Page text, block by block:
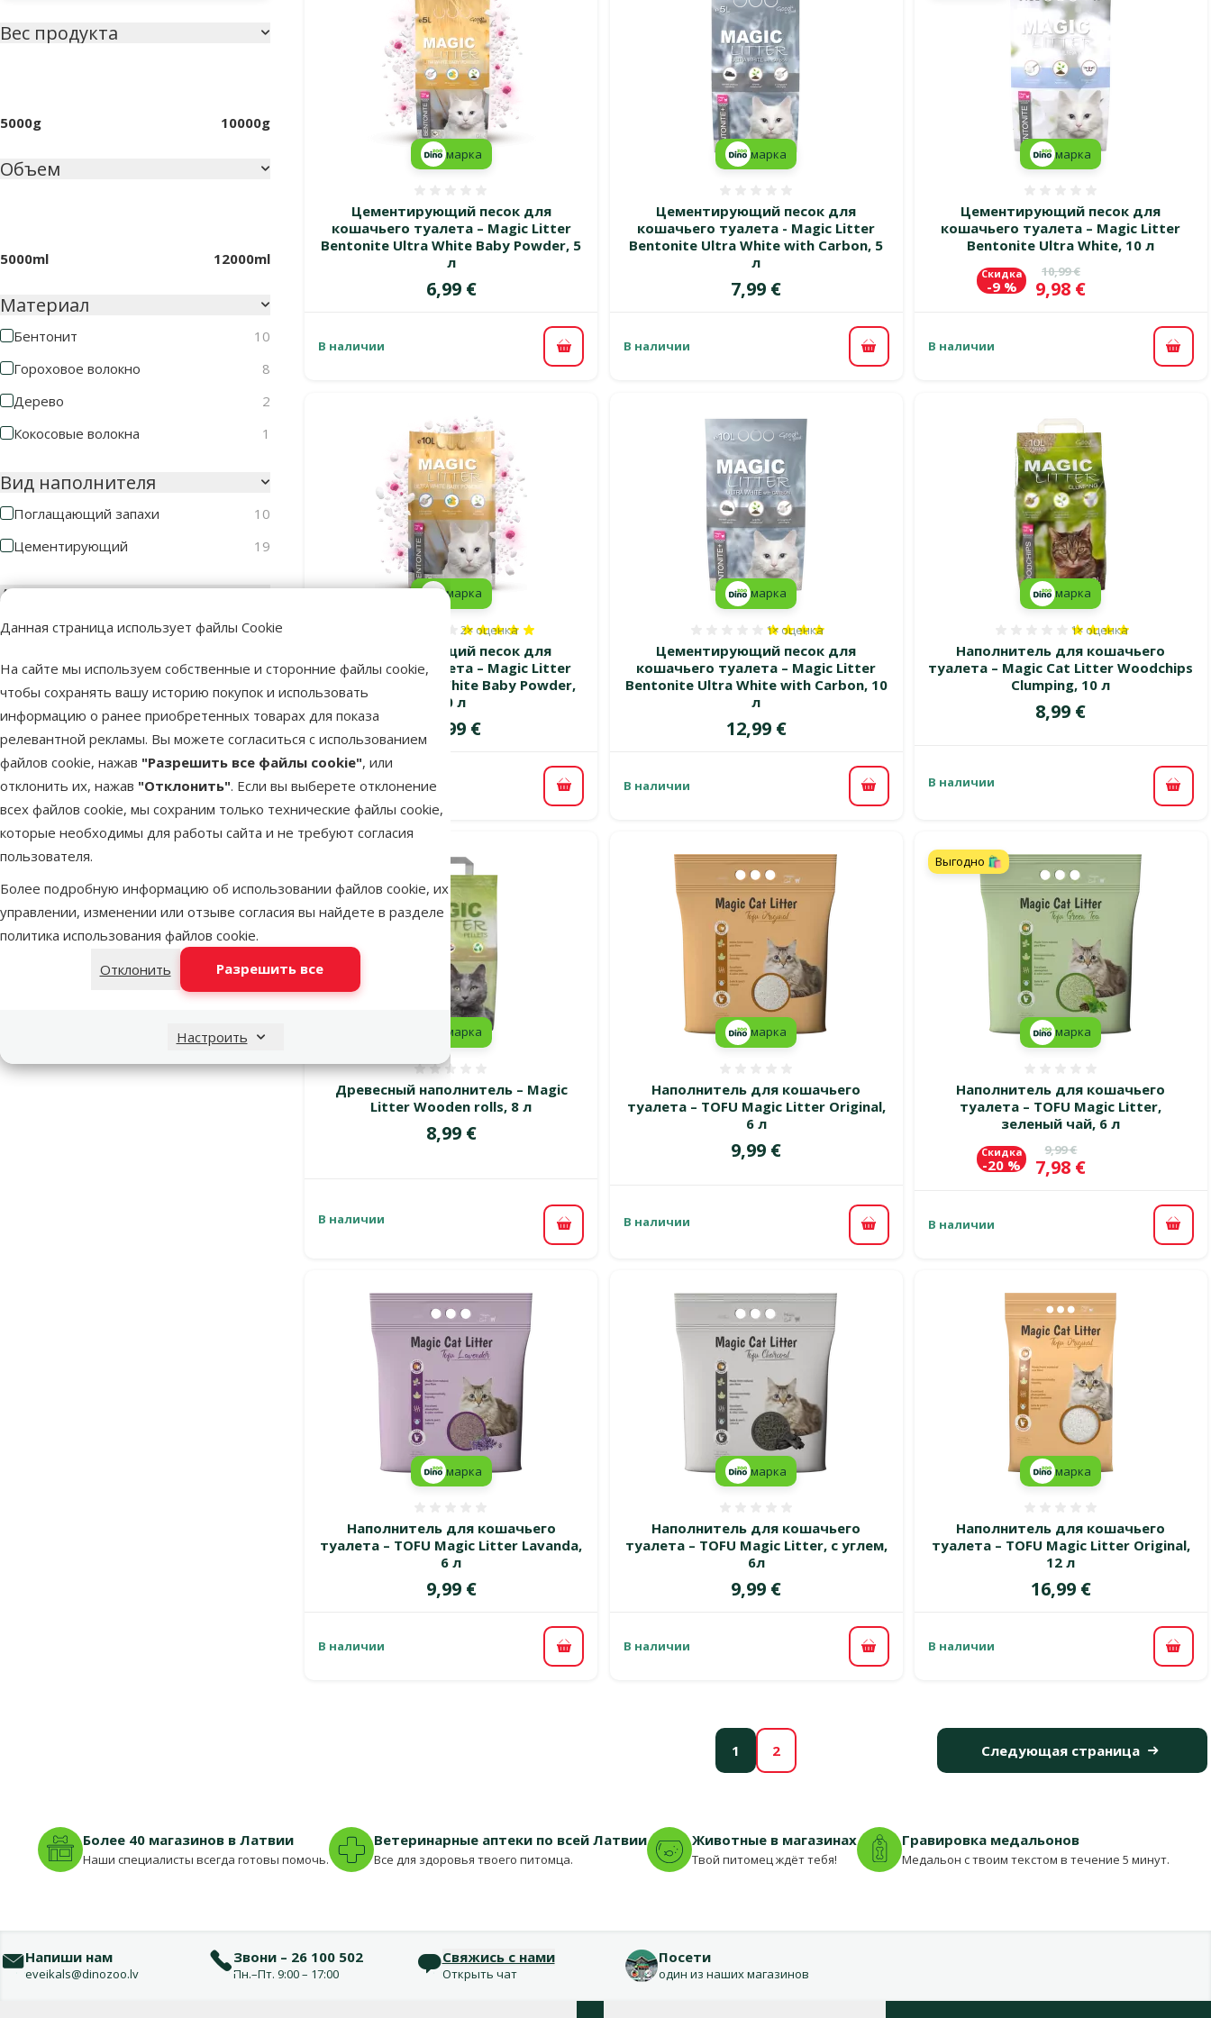
Данная страница использует файлы Cookie
На сайте мы используем собственные и сторонние файлы cookie,
чтобы сохранять вашу историю покупок и использовать
информацию о ранее приобретенных товарах для показа
релевантной рекламы. Вы можете согласиться с использованием
файлов cookie, нажав "Разрешить все файлы cookie", или
отклонить их, нажав "Отклонить". Если вы выберете отклонение
всех файлов cookie, мы сохраним только технические файлы cookie,
которые необходимы для работы сайта и не требуют согласия
пользователя.
Более подробную информацию об использовании файлов cookie, их
управлении, изменении или отзыве согласия вы найдете в разделе
политика использования файлов cookie.
Отклонить
Разрешить все
Настроить
Вес продукта
5000g 10000g
Объем
5000ml 12000ml
Материал
Бентонит
10
Гороховое волокно
8
Дерево
2
Кокосовые волокна
1
Вид наполнителя
Поглащающий запахи
10
Цементирующий
19
Аромат
Без запаха
9
Древесный уголь
2
Зеленый чай
2
Лаванда
2
Цветы
2
Черный уголь
Mēneša piedāvājumi
Mēneša lielā akcija
Цементирующий песок для
кошачьего туалета – Magic Litter
Bentonite Ultra White Baby Powder, 5
л
Цена
6,99 €
марка
В наличии В корзину
Цементирующий песок для
кошачьего туалета - Magic Litter
Bentonite Ultra White with Carbon, 5
л
Цена
7,99 €
марка
В наличии В корзину
Цементирующий песок для
кошачьего туалета – Magic Litter
Bentonite Ultra White, 10 л
Исходная цена
10,99 €
Цена
9,98 €
Скидка
-9 %
марка
В наличии В
Цементирующий песок для
кошачьего туалета – Magic Litter
Bentonite Ultra White Baby Powder,
10 л
Оценка 100%, количество оценок: 2
2× оценка
Цена
11,99 €
марка
В наличии В корзину
Цементирующий песок для
кошачьего туалета – Magic Litter
Bentonite Ultra White with Carbon, 10
л
Оценка 80%, количество оценок: 1
1× оценка
Цена
12,99 €
марка
В наличии В корзину
Наполнитель для кошачьего
туалета – Magic Cat Litter Woodchips
Clumping, 10 л
Оценка 80%,
1× оценка
Цена
8,99 €
марка
В наличии
В
Древесный наполнитель – Magic
Litter Wooden rolls, 8 л
Оценка 0%
Цена
8,99 €
марка
В наличии
В корзину
Наполнитель для кошачьего
туалета – TOFU Magic Litter Original,
6 л
Цена
9,99 €
марка
В наличии
В корзину
Наполнитель для кошачьего
туалета – TOFU Magic Litter,
зеленый чай, 6 л
Исходная цена
9,99 €
Цена
7,98 €
Скидка
-20 %
Выгодно 🛍️
марка
В наличии В
Наполнитель для кошачьего
туалета – TOFU Magic Litter Lavanda,
6 л
Цена
9,99 €
марка
В наличии В корзину
Наполнитель для кошачьего
туалета – TOFU Magic Litter, с углем,
6л
Цена
9,99 €
марка
В наличии В корзину
Наполнитель для кошачьего
туалета – TOFU Magic Litter Original,
12 л
Цена
16,99 €
марка
В наличии В
1 2 Следующая страница
Более 40 магазинов в Латвии
Наши специалисты всегда готовы помочь.
Ветеринарные аптеки по всей Латвии
Все для здоровья твоего питомца.
Животные в магазинах
Твой питомец ждёт тебя!
Гравировка медальонов
Медальон с твоим текстом в течение 5 минут.
Напиши нам
eveikals@dinozoo.lv
Звони – 26 100 502
Пн.–Пт. 9:00 – 17:00
Свяжись с нами
Открыть чат
Посети
один из наших магазинов